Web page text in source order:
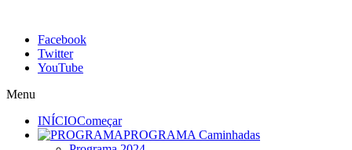
Facebook
Twitter
YouTube
Menu
INÍCIOComeçar
PROGRAMA Caminhadas